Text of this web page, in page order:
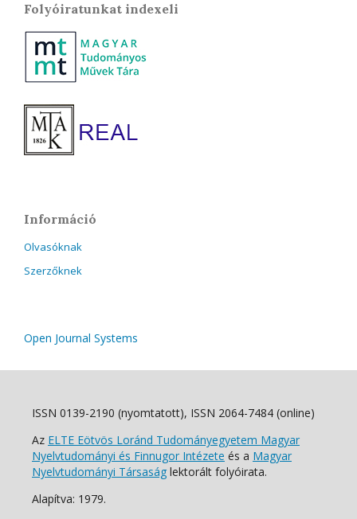
Folyóiratunkat indexeli
Információ
Olvasóknak
Szerzőknek
Open Journal Systems
ISSN 0139-2190 (nyomtatott), ISSN 2064-7484 (online)
Az ELTE Eötvös Loránd Tudományegyetem Magyar
Nyelvtudományi és Finnugor Intézete és a Magyar
Nyelvtudományi Társaság lektorált folyóirata.
Alapítva: 1979.